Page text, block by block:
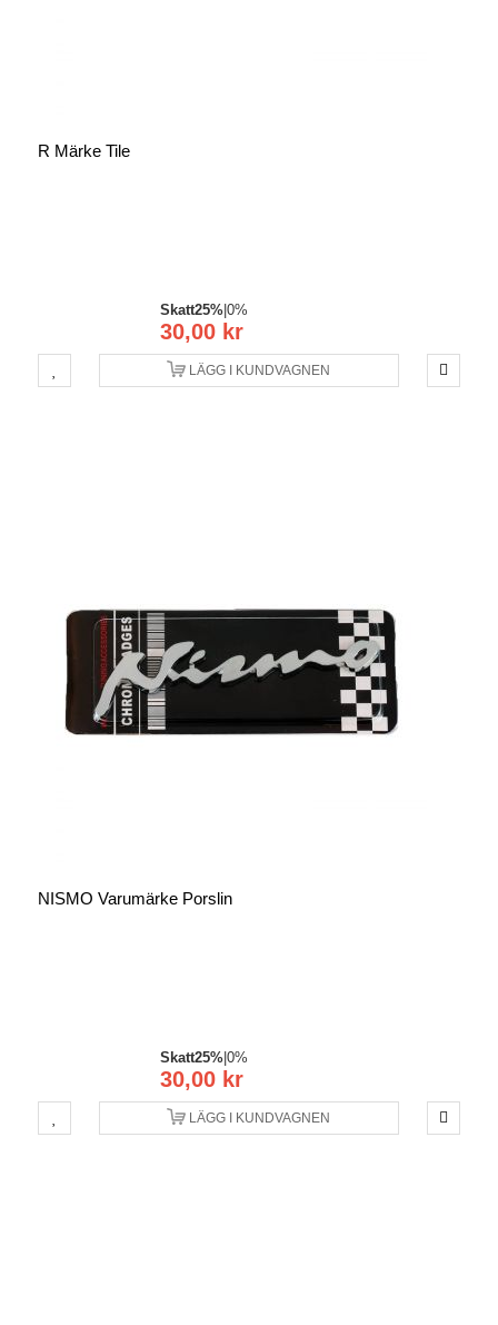
R Märke Tile
30,00 kr
Skatt25% 0%
LÄGG I KUNDVAGNEN
NISMO Varumärke Porslin
30,00 kr
Skatt25% 0%
LÄGG I KUNDVAGNEN